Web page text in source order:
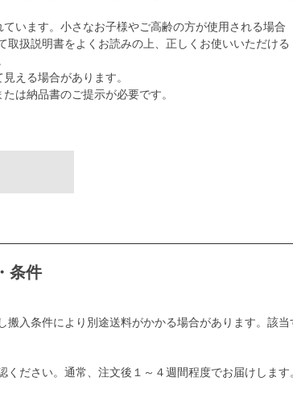
います。小さなお子様やご高齢の方が使用される場合
取扱説明書をよくお読みの上、正しくお使いいただける
える場合があります。
は納品書のご提示が必要です。
条件
入条件により別途送料がかかる場合があります。該
ださい。通常、注文後１～４週間程度でお届けしま